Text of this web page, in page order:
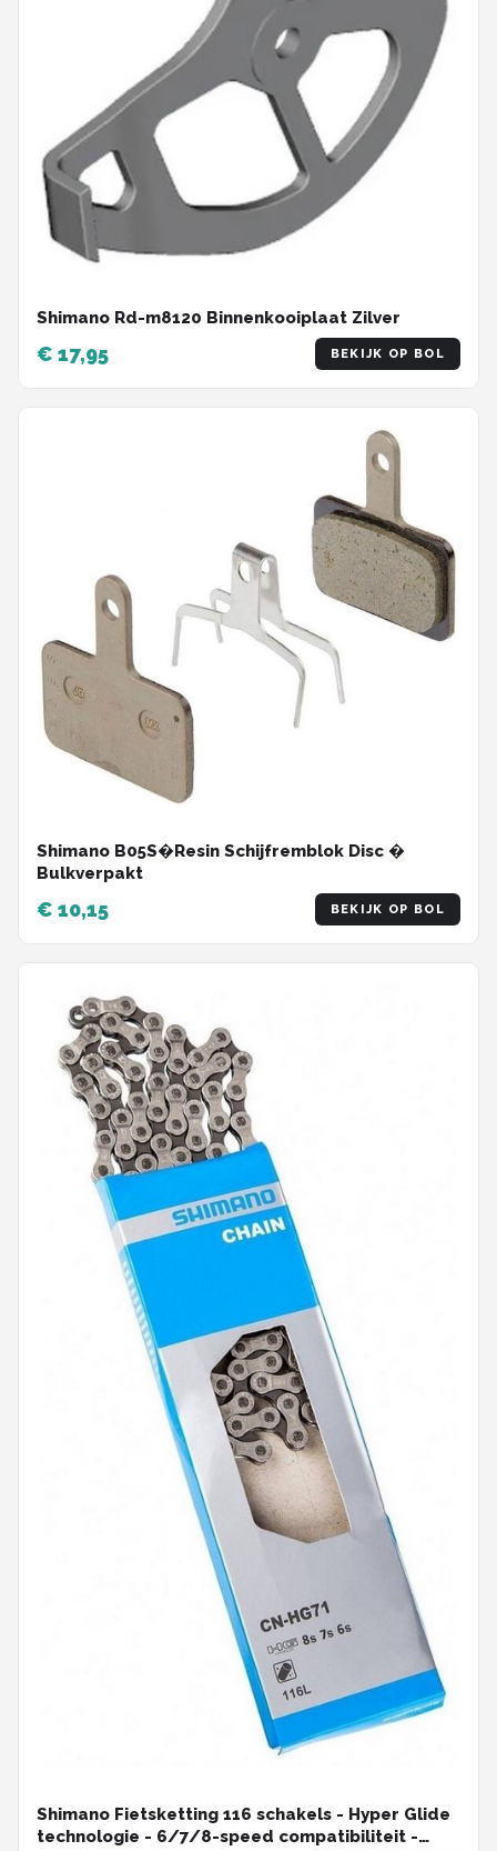
Shimano Rd-m8120 Binnenkooiplaat Zilver
€ 17,95 BEKIJK OP BOL
Shimano B05S�Resin Schijfremblok Disc �
Bulkverpakt
€ 10,15 BEKIJK OP BOL
Shimano Fietsketting 116 schakels - Hyper Glide
technologie - 6/7/8-speed compatibiliteit -